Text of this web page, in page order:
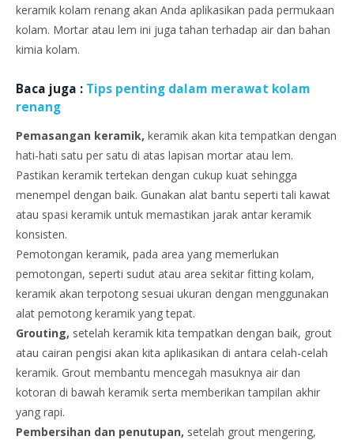
keramik kolam renang akan Anda aplikasikan pada permukaan
kolam. Mortar atau lem ini juga tahan terhadap air dan bahan
kimia kolam.
Baca juga : Tips penting dalam merawat kolam
renang
Pemasangan keramik, keramik akan kita tempatkan dengan
hati-hati satu per satu di atas lapisan mortar atau lem.
Pastikan keramik tertekan dengan cukup kuat sehingga
menempel dengan baik. Gunakan alat bantu seperti tali kawat
atau spasi keramik untuk memastikan jarak antar keramik
konsisten.
Pemotongan keramik, pada area yang memerlukan
pemotongan, seperti sudut atau area sekitar fitting kolam,
keramik akan terpotong sesuai ukuran dengan menggunakan
alat pemotong keramik yang tepat.
Grouting, setelah keramik kita tempatkan dengan baik, grout
atau cairan pengisi akan kita aplikasikan di antara celah-celah
keramik. Grout membantu mencegah masuknya air dan
kotoran di bawah keramik serta memberikan tampilan akhir
yang rapi.
Pembersihan dan penutupan, setelah grout mengering,